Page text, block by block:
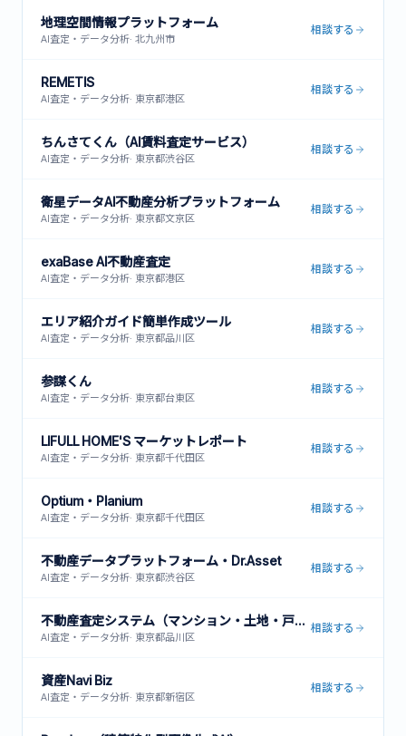
地理空間情報プラットフォーム
AI査定・データ分析· 北九州市
相談する
REMETIS
AI査定・データ分析· 東京都港区
相談する
ちんさてくん（AI賃料査定サービス）
AI査定・データ分析· 東京都渋谷区
相談する
衛星データAI不動産分析プラットフォーム
AI査定・データ分析· 東京都文京区
相談する
exaBase AI不動産査定
AI査定・データ分析· 東京都港区
相談する
エリア紹介ガイド簡単作成ツール
AI査定・データ分析· 東京都品川区
相談する
参謀くん
AI査定・データ分析· 東京都台東区
相談する
LIFULL HOME'S マーケットレポート
AI査定・データ分析· 東京都千代田区
相談する
Optium・Planium
AI査定・データ分析· 東京都千代田区
相談する
不動産データプラットフォーム・Dr.Asset
AI査定・データ分析· 東京都渋谷区
相談する
不動産査定システム（マンション・土地・戸建対応）
AI査定・データ分析· 東京都品川区
相談する
資産Navi Biz
AI査定・データ分析· 東京都新宿区
相談する